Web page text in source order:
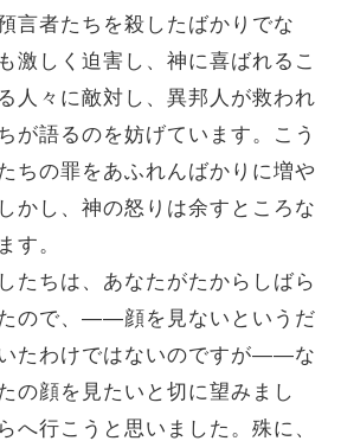
言者たちを殺したばかりでな
激しく迫害し、神に喜ばれるこ
人々に敵対し、異邦人が救われ
が語るのを妨げています。こう
ちの罪をあふれんばかりに増や
かし、神の怒りは余すところな
す。
たちは、あなたがたからしばら
ので、――顔を見ないというだ
たわけではないのですが――な
の顔を見たいと切に望みまし
へ行こうと思いました。殊に、